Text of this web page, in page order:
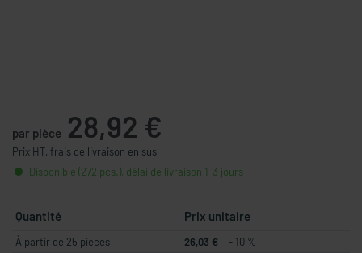
par pièce 28,92 €
Prix HT, frais de livraison en sus
Disponible (272 pcs.), délai de livraison 1-3 jours
Quantité Prix unitaire
À partir de 25 pièces 26,03 €
- 10 %